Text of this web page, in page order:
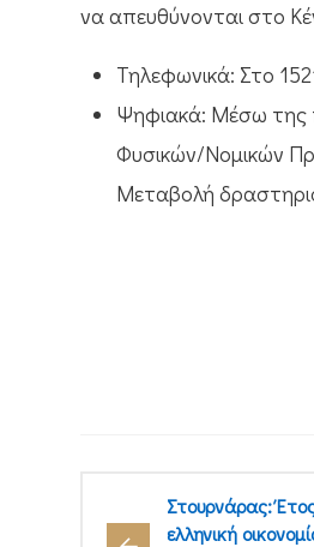
να απευθύνονται στο
Τηλεφωνικά: Στο
Ψηφιακά: Μέσω της
Φυσικών/Νομικών
Μεταβολή
Στουρνάρας:
ελληνική